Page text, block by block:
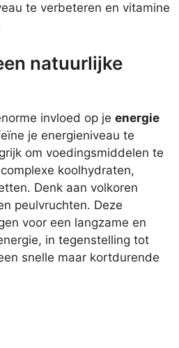
te verbeteren en vitamine
natuurlijke
invloed op je energie
je energieniveau te
om voedingsmiddelen te
koolhydraten,
Denk aan volkoren
peulvruchten. Deze
voor een langzame en
in tegenstelling tot
snelle maar kortdurende